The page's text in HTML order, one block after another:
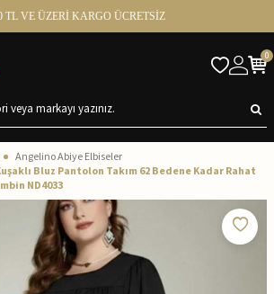
TL VE ÜZERİ KARGO ÜCRETSİZ
0
Angelino Abiye Elbiseler
Bluz Pantolon Takım 62 Bedene Kadar Rahat
ND4033